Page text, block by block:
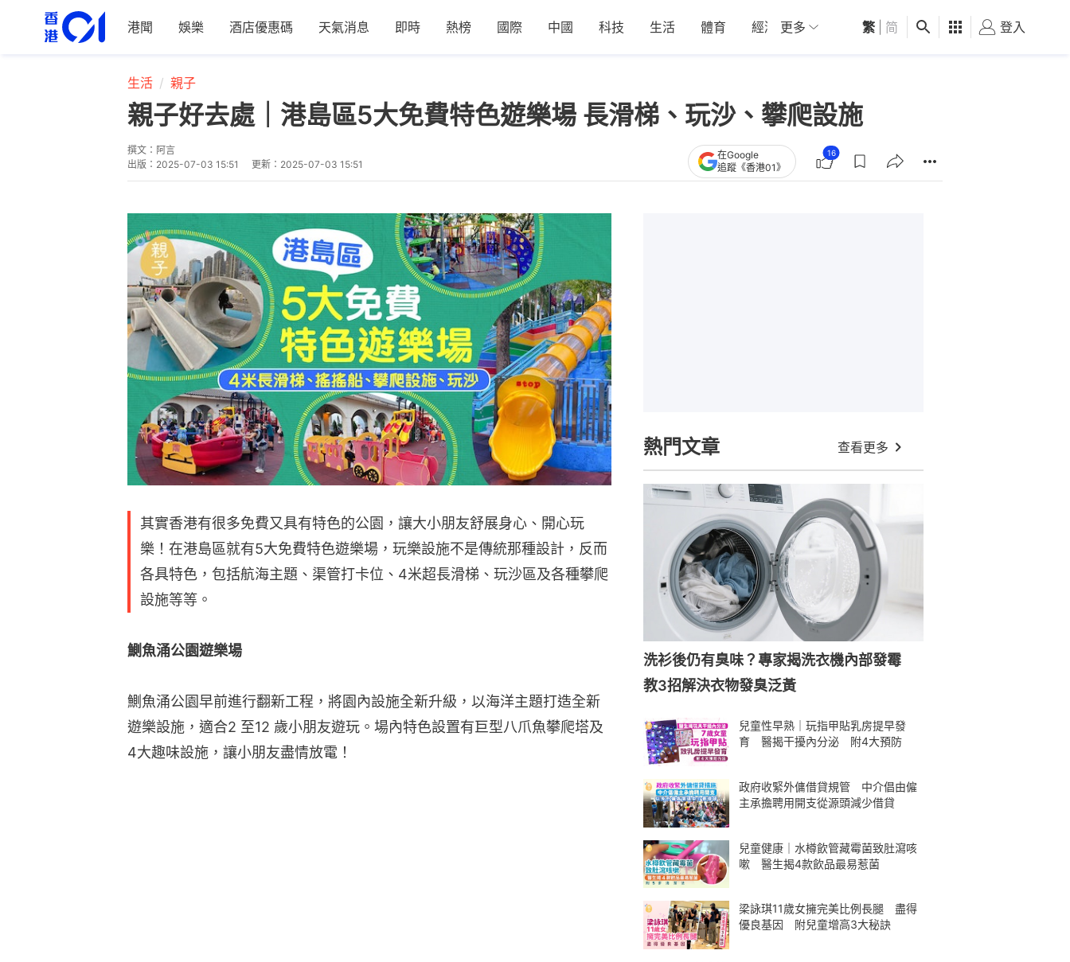
港聞 娛樂 酒店優惠碼 天氣消息 即時 熱榜 國際 中國 科技 生活 體育 經濟 01深圳 觀點 健康 好食玩飛
更多 繁 简 登入
生活 親子
親子好去處｜港島區5大免費特色遊樂場 長滑梯、玩沙、攀爬設施
撰文： 阿言
出版： 2025-07-03 15:51 更新： 2025-07-03 15:51
在Google
追蹤《香港01》
16
其實香港有很多免費又具有特色的公園，讓大小朋友舒展身心、開心玩
樂！在港島區就有5大免費特色遊樂場，玩樂設施不是傳統那種設計，反而
各具特色，包括航海主題、渠管打卡位、4米超長滑梯、玩沙區及各種攀爬
設施等等。
鰂魚涌公園遊樂場
鰂魚涌公園早前進行翻新工程，將園內設施全新升級，以海洋主題打造全新
遊樂設施，適合2 至12 歲小朋友遊玩。場內特色設置有巨型八爪魚攀爬塔及
4大趣味設施，讓小朋友盡情放電！
熱門文章 查看更多
洗衫後仍有臭味？專家揭洗衣機內部發霉
教3招解決衣物發臭泛黃
兒童性早熟｜玩指甲貼乳房提早發
育 醫揭干擾內分泌 附4大預防
政府收緊外傭借貸規管 中介倡由僱
主承擔聘用開支從源頭減少借貸
兒童健康｜水樽飲管藏霉菌致肚瀉咳
嗽 醫生揭4款飲品最易惹菌
梁詠琪11歲女擁完美比例長腿 盡得
優良基因 附兒童增高3大秘訣